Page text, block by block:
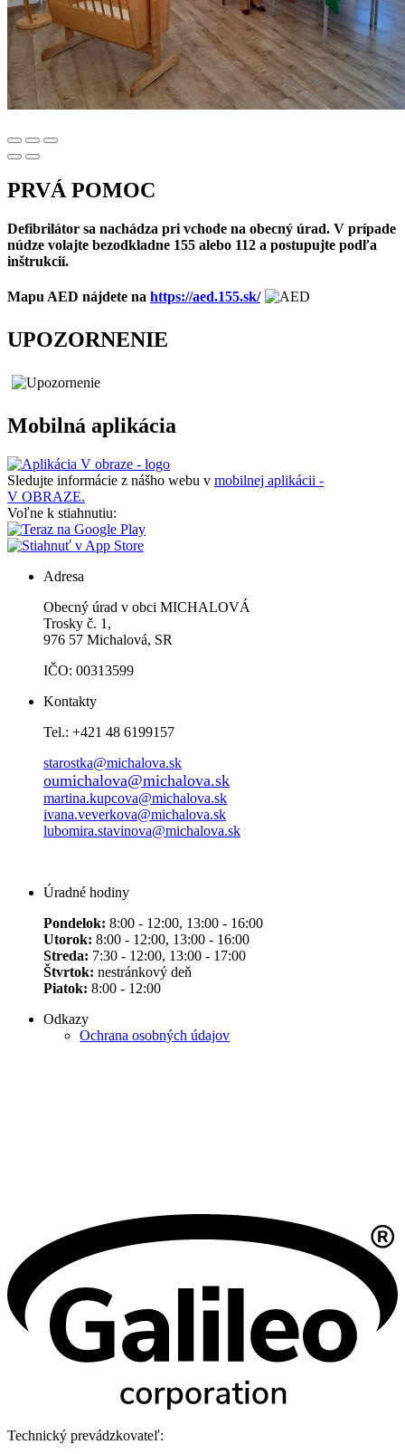
PRVÁ POMOC
Defibrilátor sa nachádza pri vchode na obecný úrad. V prípade
núdze volajte bezodkladne 155 alebo 112 a postupujte podľa
inštrukcií.
Mapu AED nájdete na https://aed.155.sk/
UPOZORNENIE
Mobilná aplikácia
Sledujte informácie z nášho webu v mobilnej aplikácii -
V OBRAZE.
Voľne k stiahnutiu:
Adresa
Obecný úrad v obci MICHALOVÁ
Trosky č. 1,
976 57 Michalová, SR
IČO: 00313599
Kontakty
Tel.: +421 48 6199157
starostka@michalova.sk
oumichalova@michalova.sk
martina.kupcova@michalova.sk
ivana.veverkova@michalova.sk
lubomira.stavinova@michalova.sk
Úradné hodiny
Pondelok: 8:00 - 12:00, 13:00 - 16:00
Utorok: 8:00 - 12:00, 13:00 - 16:00
Streda: 7:30 - 12:00, 13:00 - 17:00
Štvrtok: nestránkový deň
Piatok: 8:00 - 12:00
Odkazy
Ochrana osobných údajov
Technický prevádzkovateľ: